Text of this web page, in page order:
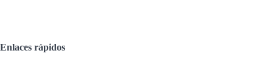
Enlaces rápidos